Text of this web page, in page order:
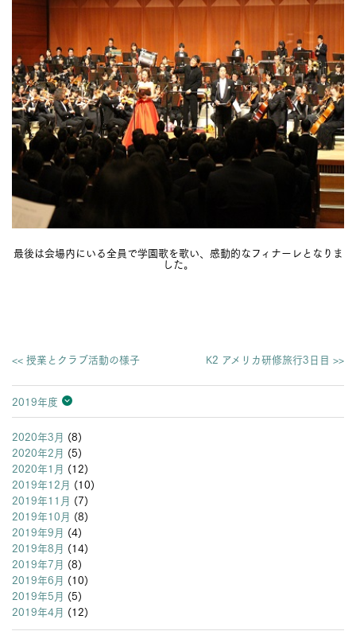
最後は会場内にいる全員で学園歌を歌い、感動的なフィナーレとなりま
した。
<< 授業とクラブ活動の様子 K2 アメリカ研修旅行3日目 >>
2019年度
2026年度
2025年度
2024年度
2023年度
2022年度
2021年度
2020年度
2019年度
2018年度
2017年度
2016年度
2015年度
2014年度
2013年度
2020年3月 (8)
2020年2月 (5)
2020年1月 (12)
2019年12月 (10)
2019年11月 (7)
2019年10月 (8)
2019年9月 (4)
2019年8月 (14)
2019年7月 (8)
2019年6月 (10)
2019年5月 (5)
2019年4月 (12)